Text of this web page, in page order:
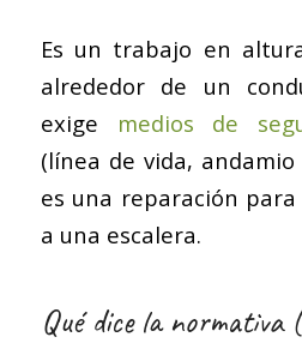
Es un trabajo en
alrededor de un
exige medios de
(línea de vida,
es una reparación
a una escalera.
Qué dice la normativa